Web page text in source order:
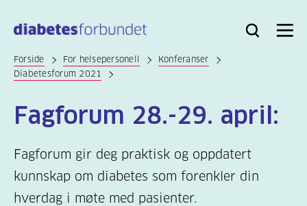
hovedinnhold
Bli
Logg
Søk Meny
Forside For helsepersonell
Konferanser
Diabetesforum 2021
Fagforum 28.-29. april:
Fagforum gir deg praktisk og oppdatert
kunnskap om diabetes som forenkler din
hverdag i møte med pasienter.